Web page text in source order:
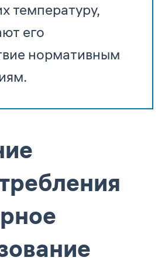
температуру,
его
нормативным